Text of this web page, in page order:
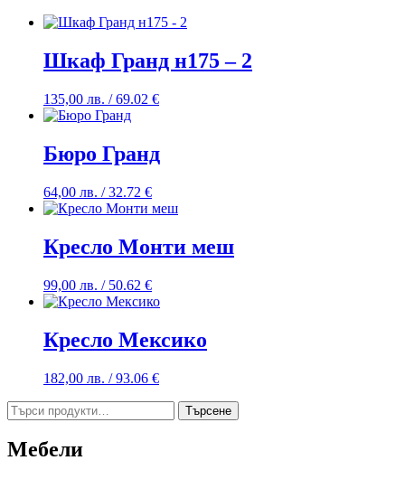
Шкаф Гранд н175 – 2
135,00 лв. / 69.02 €
Бюро Гранд
64,00 лв. / 32.72 €
Кресло Монти меш
99,00 лв. / 50.62 €
Кресло Мексико
182,00 лв. / 93.06 €
Търсене
за:
Търсене
Мебели